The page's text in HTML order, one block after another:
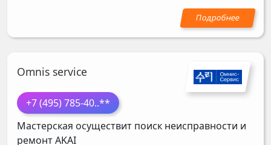
Omnis service
+7 (495) 785-40..**
Мастерская осуществит поиск неисправности и
ремонтAKAI